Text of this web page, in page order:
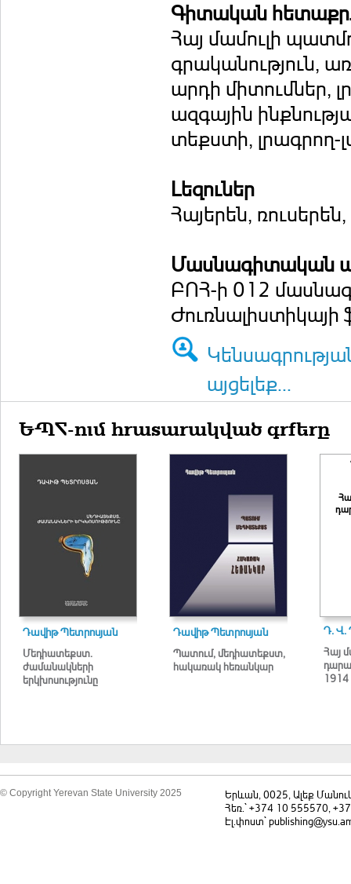
Գիտական
Հայ մամուլի
գրականություն,
արդի միտումներ,
ազգային
տեքստի, լրագրող-
Լեզուներ
Հայերեն,
Մասնագիտական
ԲՈՀ-ի 012
այցելեք...
ԵՊՀ-ում հրատարակված գրքերը
Դավիթ Պետրոսյան
Մեդիատեքստ.
ժամանակների
երկխոսությունը
Դավիթ Պետրոսյան
Պատում, մեդիատեքստ,
հակառակ հեռանկար
Դ. Վ.
Հայ
© Copyright Yerevan State University 2025
Երևան, 0025, Ալեք
Հեռ.` +374 10 555570,
Էլ.փոստ`